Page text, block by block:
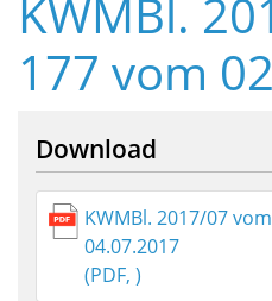
KWMBl.
177 vom
Download
KWMBl. 2017/07 vom
04.07.2017
(PDF, )